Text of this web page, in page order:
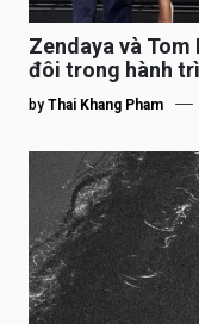
Zendaya và
đôi trong hành
by Thai Khang Pham